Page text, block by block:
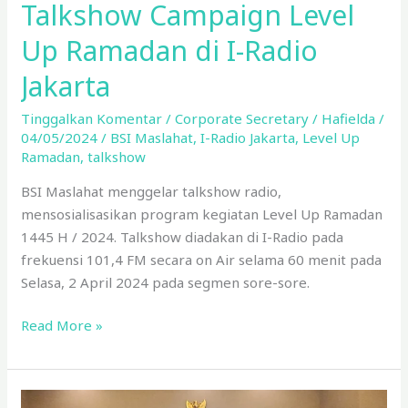
Talkshow Campaign Level
Up Ramadan di I-Radio
Jakarta
Tinggalkan Komentar /Corporate Secretary / Hafielda/
04/05/2024/ BSI Maslahat,I-Radio Jakarta, Level Up
Ramadan,talkshow
BSI Maslahat menggelar talkshow radio,
mensosialisasikan program kegiatan Level Up Ramadan
1445 H / 2024. Talkshow diadakan di I-Radio pada
frekuensi 101,4 FM secara on Air selama 60 menit pada
Selasa, 2 April 2024 pada segmen sore-sore.
Read More »